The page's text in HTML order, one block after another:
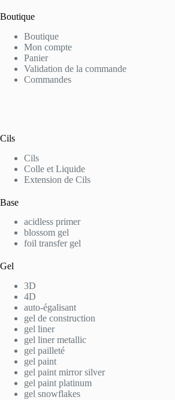
Boutique
Boutique
Mon compte
Panier
Validation de la commande
Commandes
Cils
Cils
Colle et Liquide
Extension de Cils
Base
acidless primer
blossom gel
foil transfer gel
Gel
3D
4D
auto-égalisant
gel de construction
gel liner
gel liner metallic
gel pailleté
gel paint
gel paint mirror silver
gel paint platinum
gel snowflakes